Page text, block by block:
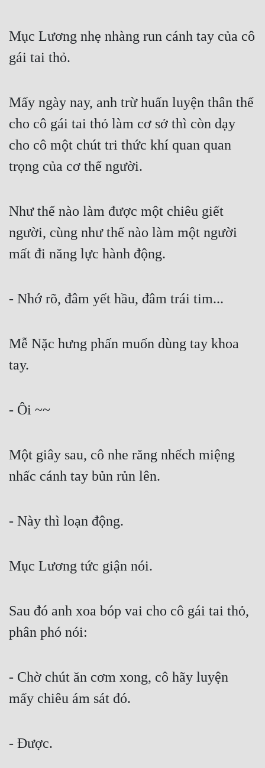
Mục Lương nhẹ nhàng run cánh tay của cô
gái tai thỏ.
Mấy ngày nay, anh trừ huấn luyện thân thể
cho cô gái tai thỏ làm cơ sở thì còn dạy
cho cô một chút tri thức khí quan quan
trọng của cơ thể người.
Như thế nào làm được một chiêu giết
người, cùng như thế nào làm một người
mất đi năng lực hành động.
- Nhớ rõ, đâm yết hầu, đâm trái tim...
Mễ Nặc hưng phấn muốn dùng tay khoa
tay.
- Ôi ~~
Một giây sau, cô nhe răng nhếch miệng
nhấc cánh tay bủn rủn lên.
- Này thì loạn động.
Mục Lương tức giận nói.
Sau đó anh xoa bóp vai cho cô gái tai thỏ,
phân phó nói:
- Chờ chút ăn cơm xong, cô hãy luyện
mấy chiêu ám sát đó.
- Được.